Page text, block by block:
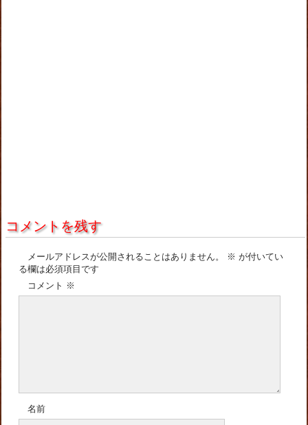
コメントを残す
メールアドレスが公開されることはありません。 ※ が付いてい
る欄は必須項目です
コメント ※
名前